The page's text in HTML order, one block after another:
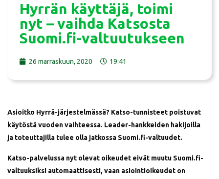
Hyrrän käyttäjä, toimi
nyt – vaihda Katsosta
Suomi.fi-valtuutukseen
26 marraskuun, 2020 19:41
Asioitko Hyrrä-järjestelmässä? Katso-tunnisteet poistuvat
käytöstä vuoden vaihteessa. Leader-hankkeiden hakijoilla
ja toteuttajilla tulee olla jatkossa Suomi.fi-valtuudet.
Katso-palvelussa nyt olevat oikeudet eivät muutu Suomi.fi-
valtuuksiksi automaattisesti, vaan asiointioikeudet on